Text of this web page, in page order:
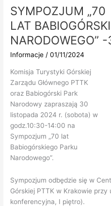
PTTK
w
Decathlon
Outdoor
SYMPOZJUM „70
LAT
NARODOWEGO”
Informacje /01/11/2024
Komisja Turystyki Górskiej
Zarządu Głównego PTTK
oraz Babiogórski Park
Narodowy zapraszają 30
listopada 2024 r. (sobota) w
godz.10:30-14:00 na
Sympozjum „70 lat
Babiogórskiego Parku
Narodowego”.
Sympozjum odbędzie się w
Górskiej PTTK w Krakowie przy
konferencyjna, I piętro).